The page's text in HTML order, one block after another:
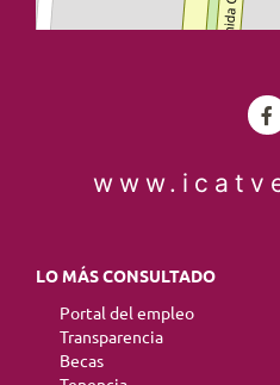
LO MÁS CONSULTADO
Portal del empleo
Transparencia
Becas